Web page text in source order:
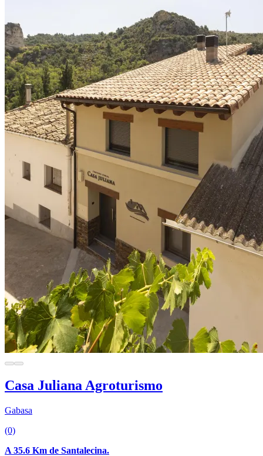
Casa Juliana Agroturismo
Gabasa
(0)
A 35.6 Km de Santalecina.